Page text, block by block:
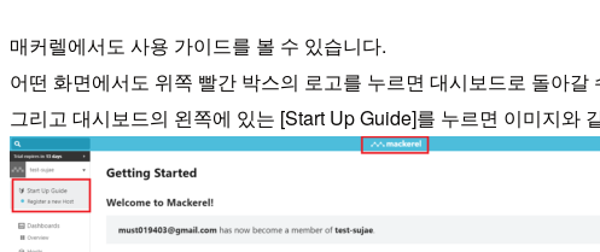
매커렐에서도 사용 가이드를 볼 수 있습니다.
어떤 화면에서도 위쪽 빨간 박스의 로고를 누르면 대시보드로 돌아갈
그리고 대시보드의 왼쪽에 있는 [Start Up Guide]를 누르면 이미지와